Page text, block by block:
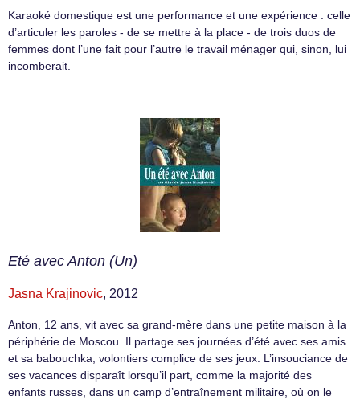
Karaoké domestique est une performance et une expérience : celle
d’articuler les paroles - de se mettre à la place - de trois duos de
femmes dont l’une fait pour l’autre le travail ménager qui, sinon, lui
incomberait.
Eté avec Anton (Un)
Jasna Krajinovic, 2012
Anton, 12 ans, vit avec sa grand-mère dans une petite maison à la
périphérie de Moscou. Il partage ses journées d’été avec ses amis
et sa babouchka, volontiers complice de ses jeux. L’insouciance de
ses vacances disparaît lorsqu’il part, comme la majorité des
enfants russes, dans un camp d’entraînement militaire, où on le